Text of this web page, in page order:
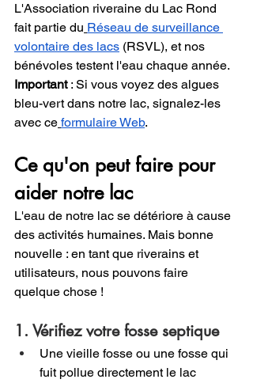
L'Association riveraine du Lac Rond
fait partie du Réseau de surveillance
volontaire des lacs (RSVL), et nos
bénévoles testent l'eau chaque année.
Important : Si vous voyez des algues
bleu-vert dans notre lac, signalez-les
avec ce formulaire Web.
Ce qu'on peut faire pour
aider notre lac
L'eau de notre lac se détériore à cause
des activités humaines. Mais bonne
nouvelle : en tant que riverains et
utilisateurs, nous pouvons faire
quelque chose !
1. Vérifiez votre fosse septique
Une vieille fosse ou une fosse qui
fuit pollue directement le lac